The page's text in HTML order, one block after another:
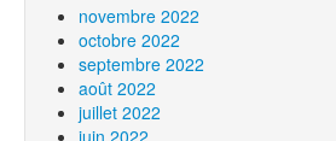
novembre 2022
octobre 2022
septembre 2022
août 2022
juillet 2022